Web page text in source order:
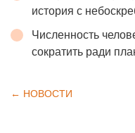
история с
Численность
сократить ради
← НОВОСТИ